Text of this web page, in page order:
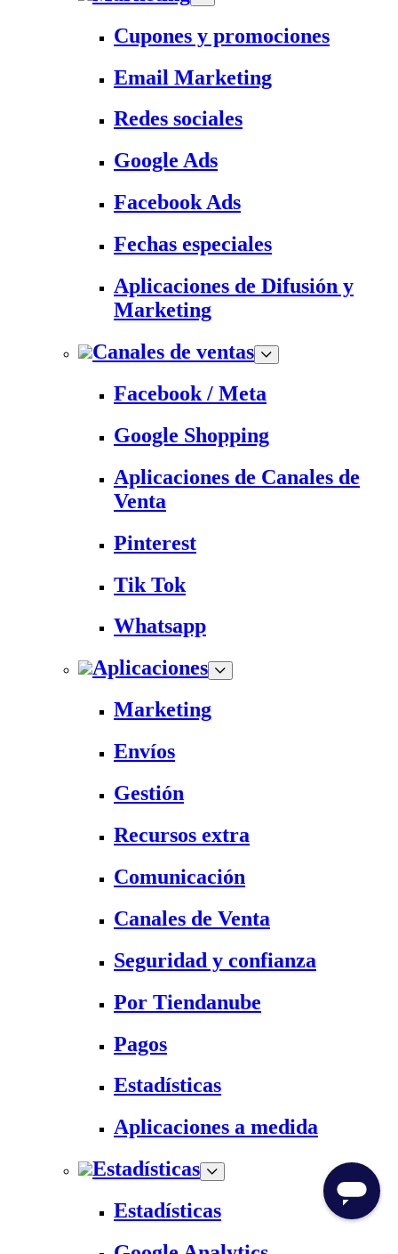
Cupones y promociones
Email Marketing
Redes sociales
Google Ads
Facebook Ads
Fechas especiales
Aplicaciones de Difusión y
Marketing
Canales de ventas
Facebook / Meta
Google Shopping
Aplicaciones de Canales de
Venta
Pinterest
Tik Tok
Whatsapp
Aplicaciones
Marketing
Envíos
Gestión
Recursos extra
Comunicación
Canales de Venta
Seguridad y confianza
Por Tiendanube
Pagos
Estadísticas
Aplicaciones a medida
Estadísticas
Estadísticas